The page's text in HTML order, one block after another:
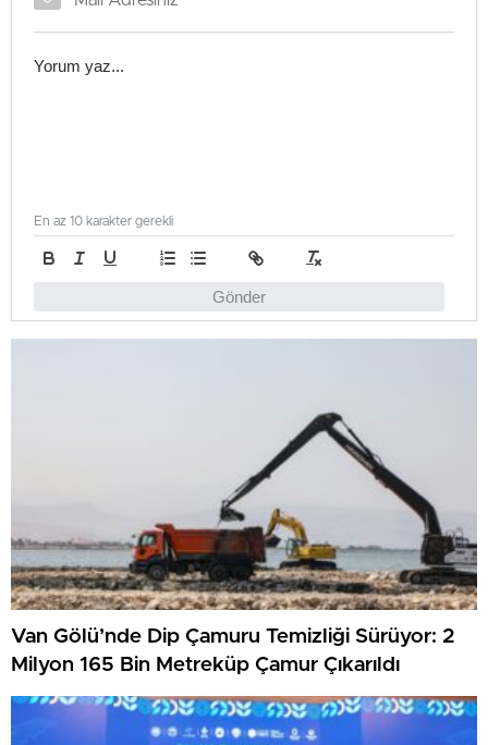
Gönder
En az 10 karakter gerekli
Van Gölü’nde Dip Çamuru Temizliği Sürüyor: 2
Milyon 165 Bin Metreküp Çamur Çıkarıldı